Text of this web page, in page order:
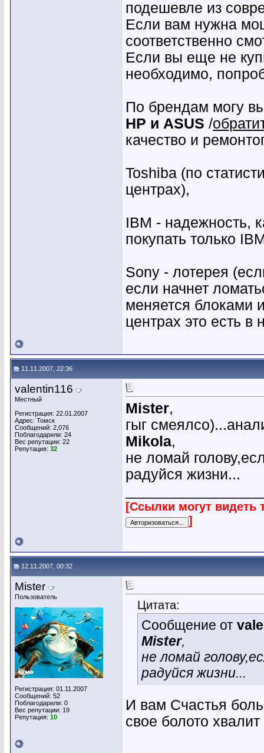
подешевле из
Если вам нужна
соответственно
Если вы еще не
необходимо,
По брендам могу
HP и ASUS /
качество и
Toshiba (по
центрах),
IBM - надежность,
покупать только
Sony - лотерея
если начнет
меняется блоками
центрах это есть в
11.11.2007, 22:36
valentin116
Местный
Регистрация: 22.01.2007
Адрес: Томск
Сообщений: 2,076
Поблагодарили: 24
Вес репутации: 22
Репутация: 32
Mister,
гыг
Mikola,
не ломай
радуйся жизни...
[Ссылки могут видеть
]
12.11.2007, 00:32
Mister
Пользователь
Регистрация: 01.11.2007
Сообщений: 52
Поблагодарили: 0
Вес репутации: 19
Репутация: 10
Цитата:
Сообщение от
Mister,
не ломай
радуйся жизни...
И вам Счастья
свое болото хвалит